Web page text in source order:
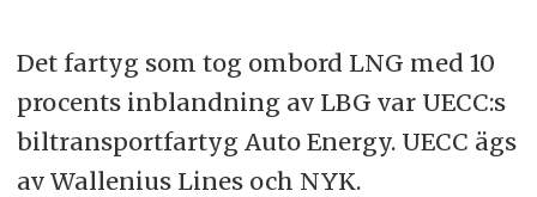
Det fartyg som tog ombord LNG med 10
procents inblandning av LBG var UECC:s
biltransportfartyg Auto Energy. UECC ägs
av Wallenius Lines och NYK.